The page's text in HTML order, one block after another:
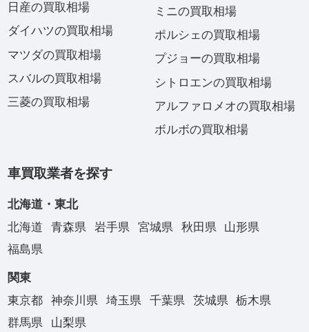
日産の買取相場
ダイハツの買取相場
マツダの買取相場
スバルの買取相場
三菱の買取相場
ミニの買取相場
ポルシェの買取相場
プジョーの買取相場
シトロエンの買取相場
アルファロメオの買取相場
ボルボの買取相場
車買取業者を探す
北海道・東北
北海道
青森県 岩手県 宮城県 秋田県
山形県
福島県
関東
東京都
神奈川県 埼玉県 千葉県 茨城県
栃木県
群馬県
山梨県